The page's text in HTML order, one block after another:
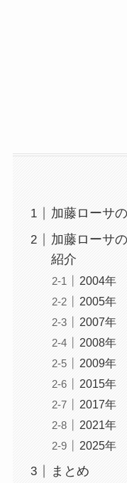
加藤ローサ
加藤ローサ
紹介
2004年
2005年
2007年
2008年
2009年
2015年
2017年
2021年
2025年
まとめ